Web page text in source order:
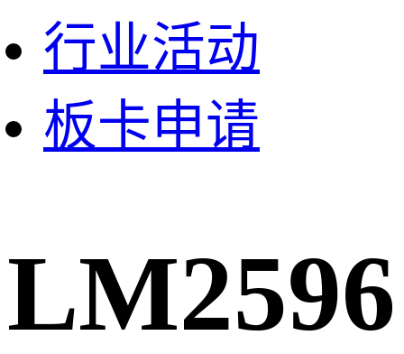
行业活动
板卡申请
LM2596